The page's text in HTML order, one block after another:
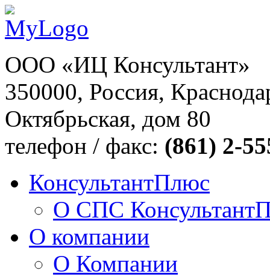
ООО «ИЦ Консультант»
350000, Россия,
Октябрьская, дом 80
телефон / факс: (861) 2-
КонсультантПлюс
О СПС
О компании
О Компании